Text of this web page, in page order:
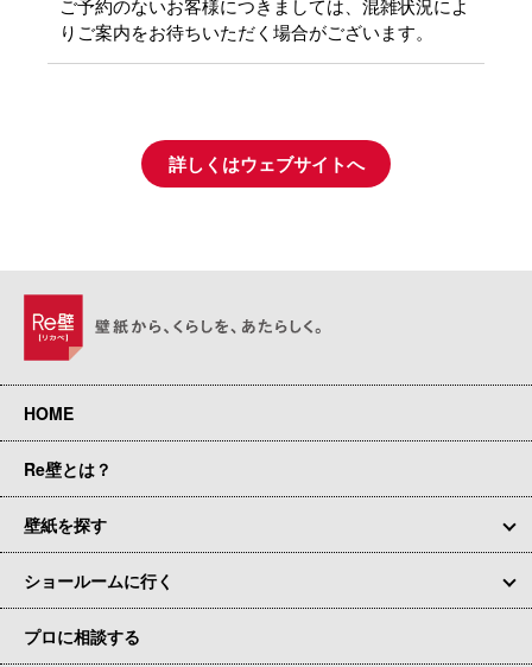
ご予約のないお客様につきましては、混雑状況によ
りご案内をお待ちいただく場合がございます。
詳しくはウェブサイトへ
HOME
Re壁とは？
壁紙を探す
ショールームに行く
プロに相談する